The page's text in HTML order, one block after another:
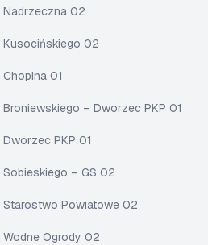
Nadrzeczna 02
Kusocińskiego 02
Chopina 01
Broniewskiego – Dworzec PKP 01
Dworzec PKP 01
Sobieskiego – GS 02
Starostwo Powiatowe 02
Wodne Ogrody 02